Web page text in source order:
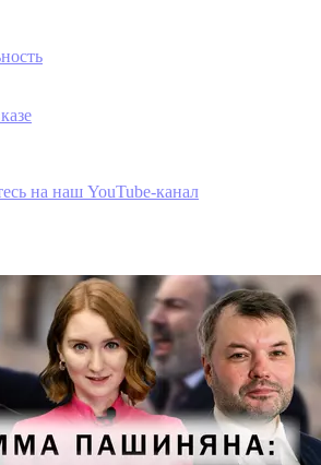
на наш YouTube-канал